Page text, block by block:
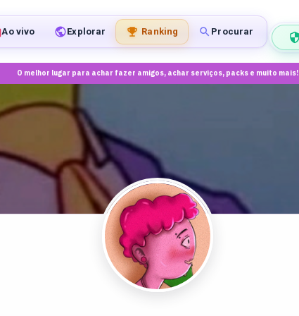
Ao vivo Explorar Ranking Procurar
O melhor lugar para achar fazer amigos, achar serviços, packs e muito mais!